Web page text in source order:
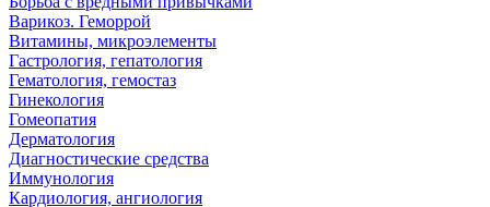
Варикоз. Геморрой
Витамины, микроэлементы
Гастрология, гепатология
Гематология, гемостаз
Гинекология
Гомеопатия
Дерматология
Диагностические средства
Иммунология
Кардиология, ангиология